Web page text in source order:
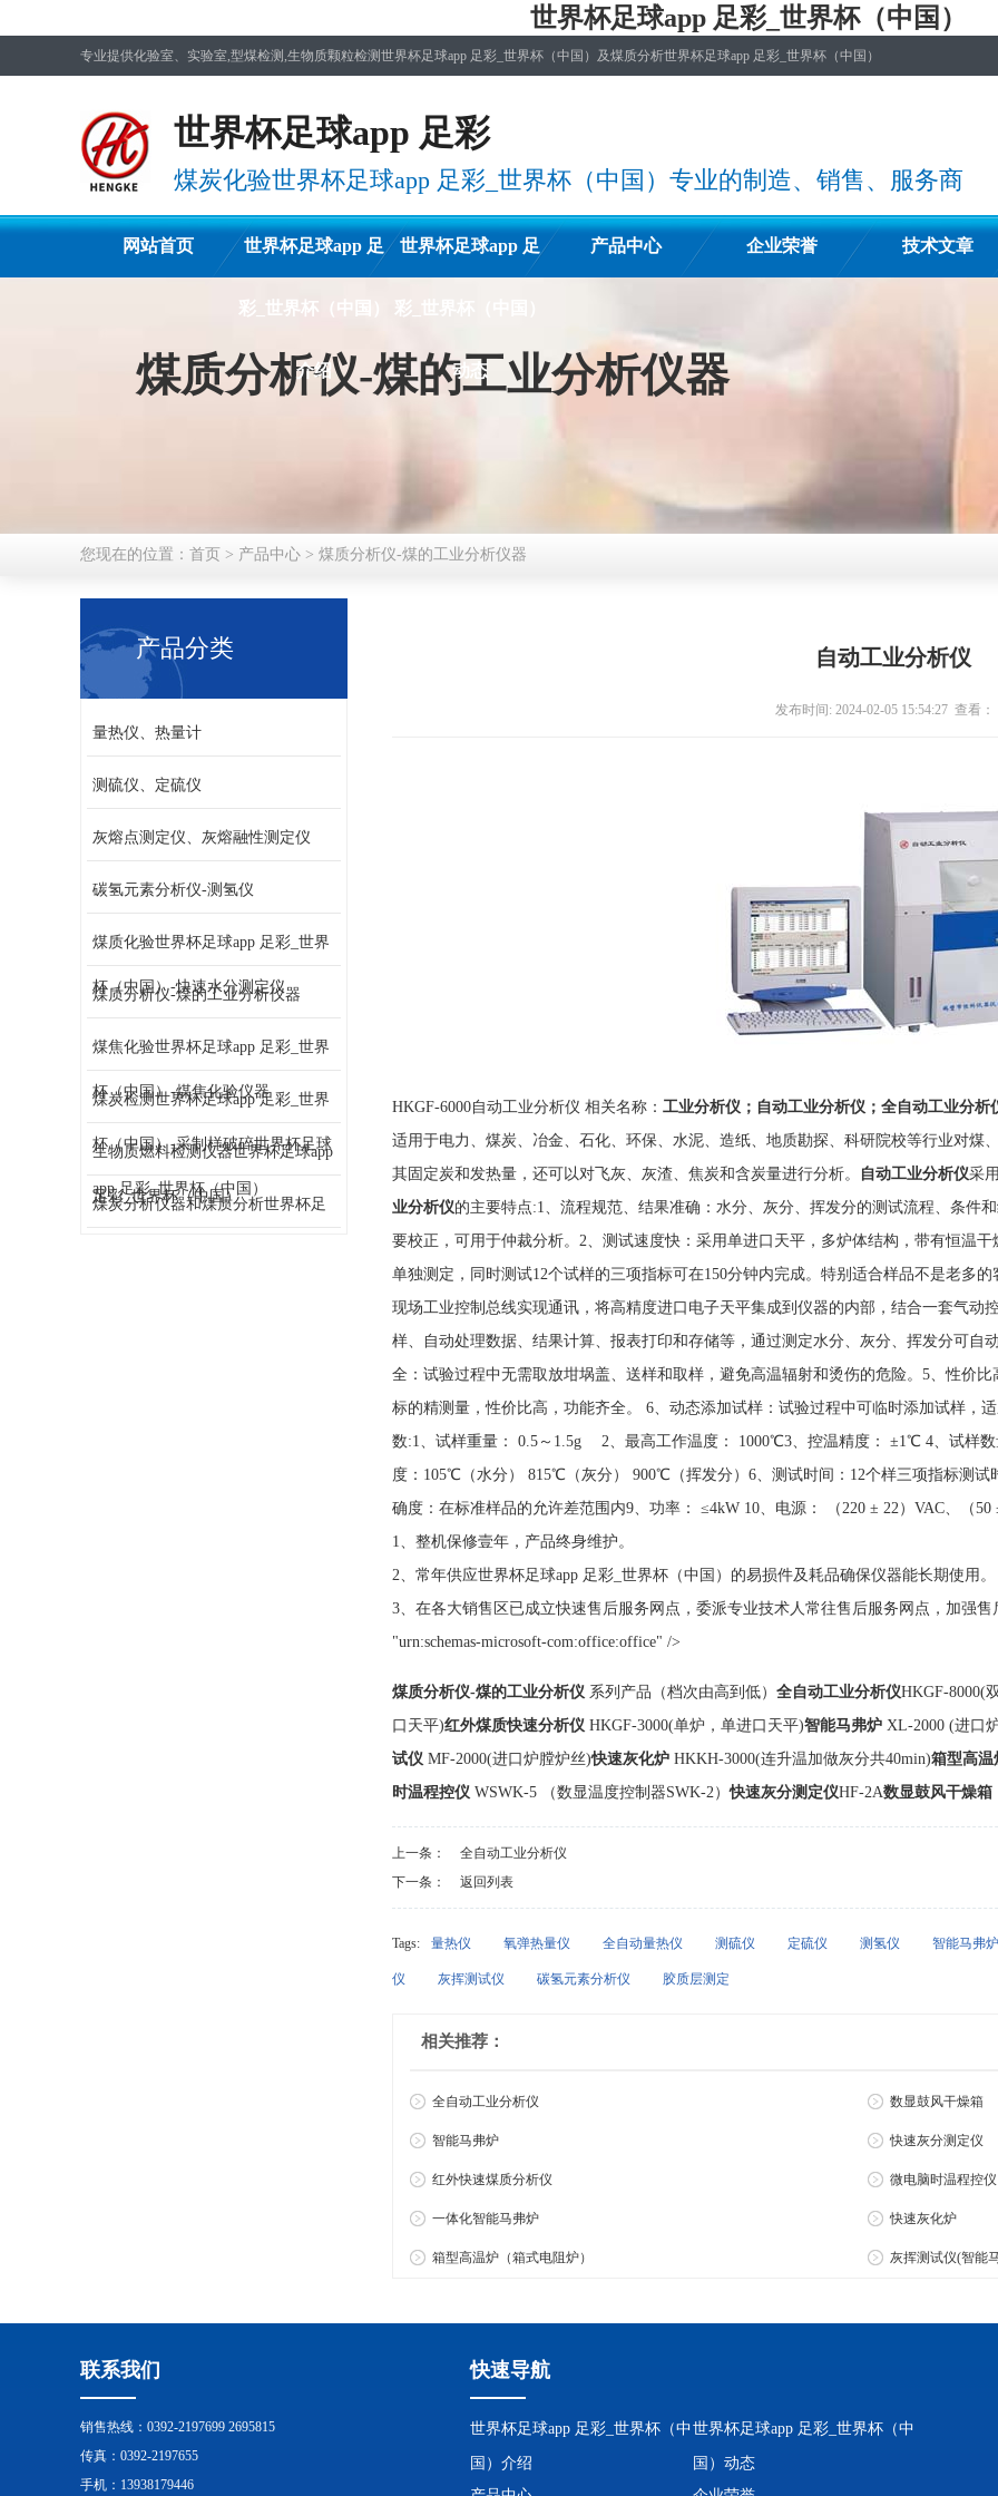
世界杯足球app 足彩_世界杯（中国）
专业提供化验室、实验室,型煤检测,生物质颗粒检测世界杯足球app 足彩_世界杯（中国）及煤质分析世界杯足球app 足彩_世界杯（中国）
世界杯足球app 足彩
煤炭化验世界杯足球app 足彩_世界杯（中国）专业的制造、销售、服务商
网站首页 世界杯足球app 足
彩_世界杯（中国）
介绍
世界杯足球app 足
彩_世界杯（中国）
动态
产品中心 企业荣誉 技术文章
煤质分析仪-煤的工业分析仪器
您现在的位置： 首页 > 产品中心 > 煤质分析仪-煤的工业分析仪器
产品分类
量热仪、热量计
测硫仪、定硫仪
灰熔点测定仪、灰熔融性测定仪
碳氢元素分析仪-测氢仪
煤质化验世界杯足球app 足彩_世界
杯（中国）-快速水分测定仪
煤质分析仪-煤的工业分析仪器
煤焦化验世界杯足球app 足彩_世界
杯（中国）-煤焦化验仪器
煤炭检测世界杯足球app 足彩_世界
杯（中国）-采制样破碎世界杯足球
app 足彩_世界杯（中国）
生物质燃料检测仪器世界杯足球app
足彩_世界杯（中国）
煤炭分析仪器和煤质分析世界杯足
自动工业分析仪
发布时间: 2024-02-05 15:54:27 查看：
HKGF-6000自动工业分析仪 相关名称： 工业分析仪；自动工业分析仪；全自动工业分析
适用于电力、煤炭、冶金、石化、环保、水泥、造纸、地质勘探、科研院校等行业对煤
其固定炭和发热量，还可以对飞灰、灰渣、焦炭和含炭量进行分析。
自动工业分析仪采
业分析仪的主要特点:1、流程规范、结果准确：水分、灰分、挥发分的测试流程、条件
要校正，可用于仲裁分析。2、测试速度快：采用单进口天平，多炉体结构，带有恒温
单独测定，同时测试12个试样的三项指标可在150分钟内完成。特别适合样品不是老多
现场工业控制总线实现通讯，将高精度进口电子天平集成到仪器的内部，结合一套气动
样、自动处理数据、结果计算、报表打印和存储等，通过测定水分、灰分、挥发分可自
全：试验过程中无需取放坩埚盖、送样和取样，避免高温辐射和烫伤的危险。5、性价
标的精测量，性价比高，功能齐全。 6、动态添加试样：试验过程中可临时添加试样，
数:1、试样重量： 0.5～1.5g 2、最高工作温度： 1000℃3、控温精度： ±1℃ 4、试样数
度：105℃（水分） 815℃（灰分） 900℃（挥发分）6、测试时间：12个样三项指标测试
确度：在标准样品的允许差范围内9、功率： ≤4kW 10、电源： （220 ± 22）VAC、（
1、整机保修壹年，产品终身维护。
2、常年供应世界杯足球app 足彩_世界杯（中国）的易损件及耗品确保仪器能长期使用。
3、在各大销售区已成立快速售后服务网点，委派专业技术人常往售后服务网点，加强售
"urn:schemas-microsoft-com:office:office" />
煤质分析仪-煤的工业分析仪 系列产品（档次由高到低） 全自动工业分析仪HKGF-8000(
口天平)红外煤质快速分析仪 HKGF-3000(单炉，单进口天平)智能马弗炉 XL-2000 (进口
试仪 MF-2000(进口炉膛炉丝)快速灰化炉 HKKH-3000(连升温加做灰分共40min)箱型高温
时温程控仪 WSWK-5 （数显温度控制器SWK-2）快速灰分测定仪HF-2A数显鼓风干燥箱
上一条：
全自动工业分析仪
下一条：
返回列表
Tags: 量热仪 氧弹热量仪 全自动量热仪 测硫仪 定硫仪 测氢仪 智能马弗炉
仪 灰挥测试仪 碳氢元素分析仪 胶质层测定
相关推荐：
全自动工业分析仪 数显鼓风干燥箱
智能马弗炉 快速灰分测定仪
红外快速煤质分析仪 微电脑时温程控仪
一体化智能马弗炉 快速灰化炉
箱型高温炉（箱式电阻炉） 灰挥测试仪(智能
联系我们
销售热线：0392-2197699 2695815
传真：0392-2197655
手机：13938179446
快速导航
世界杯足球app 足彩_世界杯（中
国）介绍
世界杯足球app 足彩_世界杯（中
国）动态